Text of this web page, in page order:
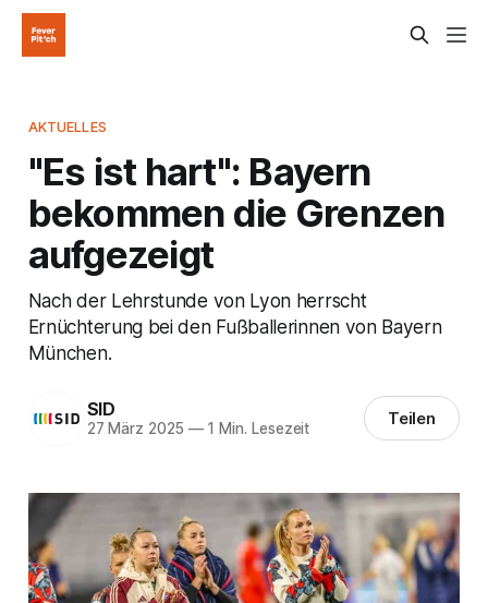
AKTUELLES
"Es ist hart": Bayern
bekommen die Grenzen
aufgezeigt
Nach der Lehrstunde von Lyon herrscht
Ernüchterung bei den Fußballerinnen von Bayern
München.
SID
27 März 2025 —1 Min. Lesezeit Teilen